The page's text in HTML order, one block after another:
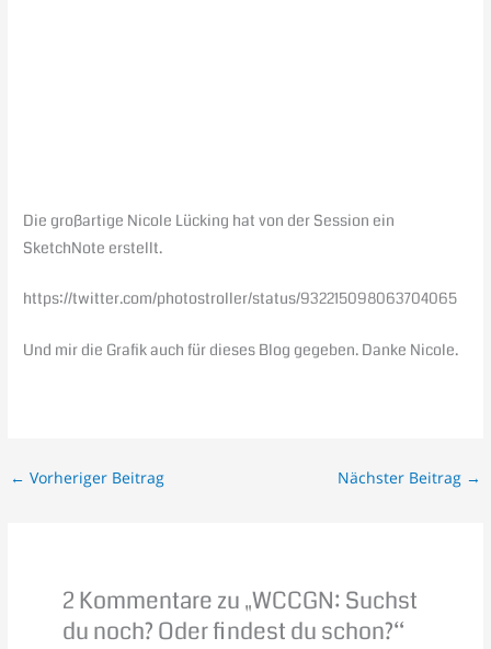
Die großartige Nicole Lücking hat von der Session ein
SketchNote erstellt.
https://twitter.com/photostroller/status/932215098063704065
Und mir die Grafik auch für dieses Blog gegeben. Danke Nicole.
← Vorheriger Beitrag Nächster Beitrag →
2 Kommentare zu „WCCGN: Suchst
du noch? Oder findest du schon?“